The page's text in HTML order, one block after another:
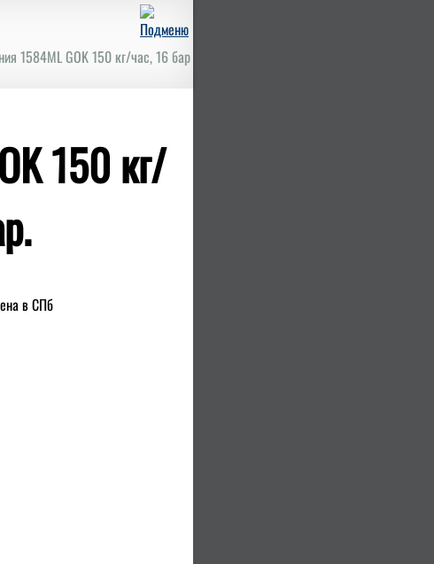
1584ML GOK 150 кг/час, 16 бар
150 кг/